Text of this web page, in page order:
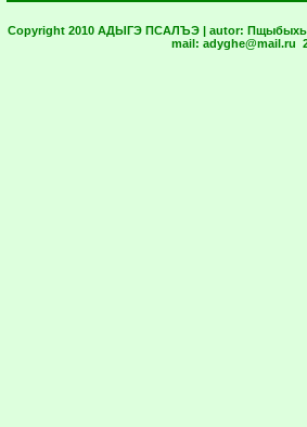
Copyright 2010 АДЫГЭ ПСАЛЪЭ | autor: Пщыбыхь
mail: adyghe@mail.ru